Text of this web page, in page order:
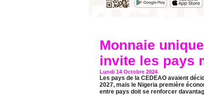
Monnaie
invite les pays
Lundi 14 Octobre 2024
Les pays de la CEDEAO avaient
2027, mais le Nigeria première
entre pays doit se renforcer